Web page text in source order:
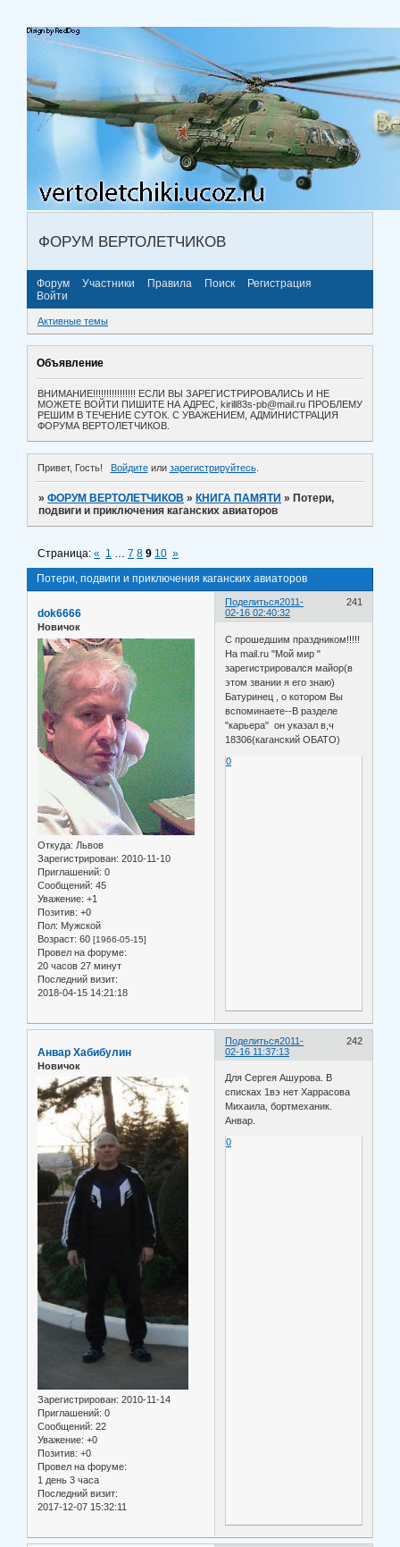
ФОРУМ ВЕРТОЛЕТЧИКОВ
Форум Участники Правила Поиск
Регистрация
Войти
Активные темы
Объявление
ВНИМАНИЕ!!!!!!!!!!!!!!!! ЕСЛИ ВЫ ЗАРЕГИСТРИРОВАЛИСЬ И НЕ
МОЖЕТЕ ВОЙТИ ПИШИТЕ НА АДРЕС, kirill83s-pb@mail.ru ПРОБЛЕМУ
РЕШИМ В ТЕЧЕНИЕ СУТОК. С УВАЖЕНИЕМ, АДМИНИСТРАЦИЯ
ФОРУМА ВЕРТОЛЕТЧИКОВ.
Привет, Гость! Войдитеили зарегистрируйтесь.
»ФОРУМ ВЕРТОЛЕТЧИКОВ » КНИГА ПАМЯТИ » Потери,
подвиги и приключения каганских авиаторов
Потери, подвиги и приключения каганских авиаторов
Страница:« 1 … 7 8 9 10 »
Поделиться 241
2011-
02-16 02:40:32
dok6666
Новичок
Откуда: Львов
Зарегистрирован: 2010-11-10
Приглашений: 0
Сообщений: 45
Уважение: +1
Позитив: +0
Пол: Мужской
Возраст: 60 [1966-05-15]
Провел на форуме:
20 часов 27 минут
Последний визит:
2018-04-15 14:21:18
С прошедшим праздником!!!!!
На mail.ru "Мой мир "
зарегистрировался майор(в
этом звании я его знаю)
Батуринец , о котором Вы
вспоминаете--В разделе
"карьера" он указал в,ч
18306(каганский ОБАТО)
0
Поделиться 242
2011-
02-16 11:37:13
Анвар Хабибулин
Новичок
Зарегистрирован: 2010-11-14
Приглашений: 0
Сообщений: 22
Уважение: +0
Позитив: +0
Провел на форуме:
1 день 3 часа
Последний визит:
2017-12-07 15:32:11
Для Сергея Ашурова. В
списках 1вэ нет Харрасова
Михаила, бортмеханик.
Анвар.
0